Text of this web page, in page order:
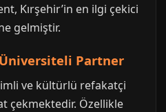
Kırşehir’in en ilgi çekici
gelmiştir.
Partner
ve kültürlü refakatçi
çekmektedir. Özellikle